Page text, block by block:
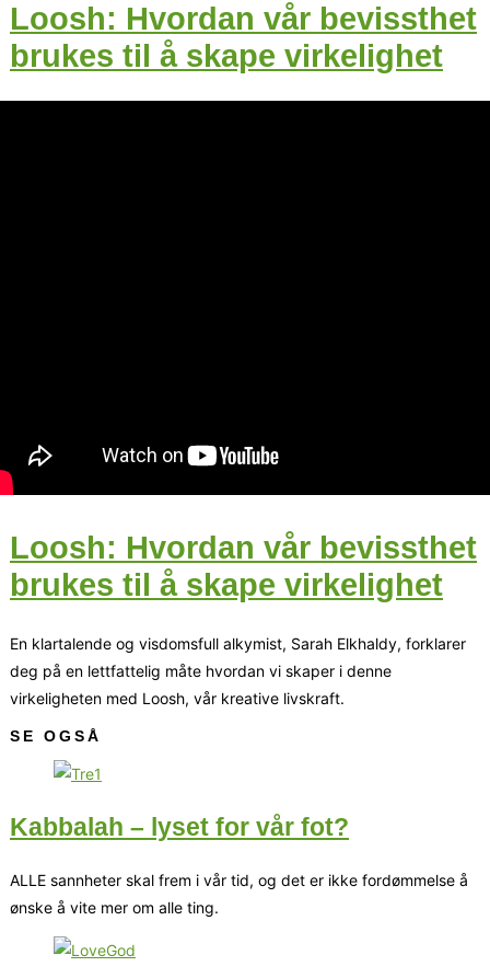
Loosh: Hvordan vår bevissthet
brukes til å skape virkelighet
Loosh: Hvordan vår bevissthet
brukes til å skape virkelighet
En klartalende og visdomsfull alkymist, Sarah Elkhaldy, forklarer
deg på en lettfattelig måte hvordan vi skaper i denne
virkeligheten med Loosh, vår kreative livskraft.
SE OGSÅ
Kabbalah – lyset for vår fot?
ALLE sannheter skal frem i vår tid, og det er ikke fordømmelse å
ønske å vite mer om alle ting.